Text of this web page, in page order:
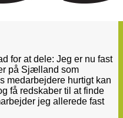
for at dele: Jeg er nu fast
på Sjælland som
medarbejdere hurtigt kan
få redskaber til at finde
jeg allerede fast